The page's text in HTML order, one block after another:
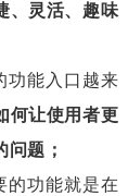
、灵活、趣味
功能入口越来
何让使用者更
题；
的功能就是在